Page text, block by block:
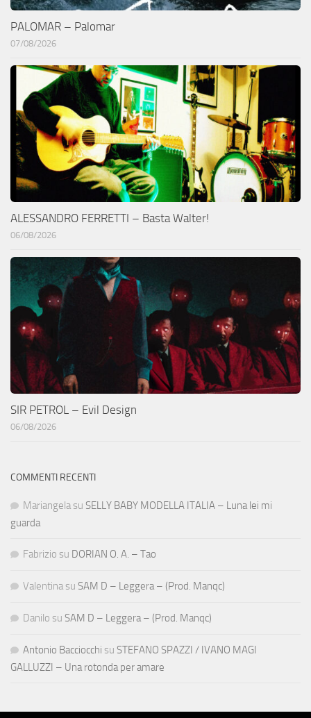
PALOMAR – Palomar
07/08/2026
ALESSANDRO FERRETTI – Basta Walter!
06/08/2026
SIR PETROL – Evil Design
06/08/2026
COMMENTI RECENTI
Mariangela su SELLY BABY MODELLA ITALIA – Luna lei mi
guarda
Fabrizio su DORIAN O. A. – Tao
Valentina su SAM D – Leggera – (Prod. Manqc)
Danilo su SAM D – Leggera – (Prod. Manqc)
Antonio Bacciocchi su STEFANO SPAZZI / IVANO MAGI
GALLUZZI – Una rotonda per amare